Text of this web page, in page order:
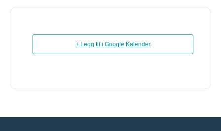
+ Legg til i Google Kalender